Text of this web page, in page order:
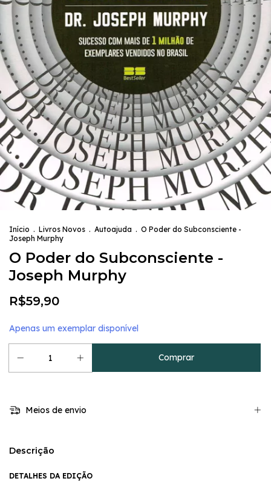
Início . Livros Novos . Autoajuda . O Poder do Subconsciente -
Joseph Murphy
O Poder do Subconsciente -
Joseph Murphy
R$59,90
Apenas um exemplar disponível
Meios de envio
Descrição
DETALHES DA EDIÇÃO